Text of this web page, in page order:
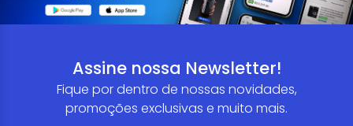
Assine nossa Newsletter!
Fique por dentro de nossas novidades,
promoções exclusivas e muito mais.